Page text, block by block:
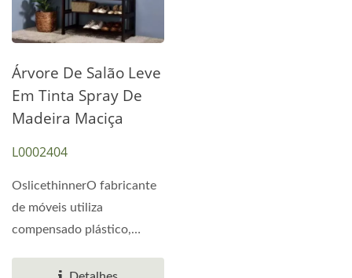
Árvore De Salão Leve
Em Tinta Spray De
Madeira Maciça
L0002404
OslicethinnerO fabricante
de móveis utiliza
compensado plástico,